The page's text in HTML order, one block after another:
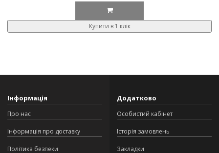
Купити в 1 клік
Інформація
Про нас
Інформація про доставку
Політика безпеки
Додатково
Особистий кабінет
Історія замовлень
Закладки